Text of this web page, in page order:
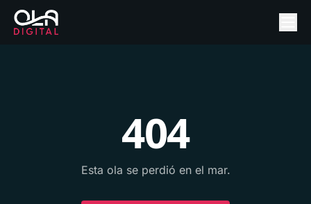
404
Esta ola se perdió en el mar.